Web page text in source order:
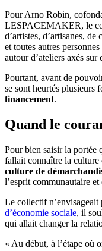
Pour Arno Robin,
LESPACEMAKER, le
d’artistes, d’artisanes,
et toutes autres
autour d’ateliers axés sur
Pourtant, avant de
se sont heurtés plusieurs
financement.
Quand le
Pour bien saisir la
fallait connaître la culture
culture de
l’esprit communautaire
Le collectif n’envisageait
d’économie sociale, il
qui allait changer la
« Au début, à l’étape où